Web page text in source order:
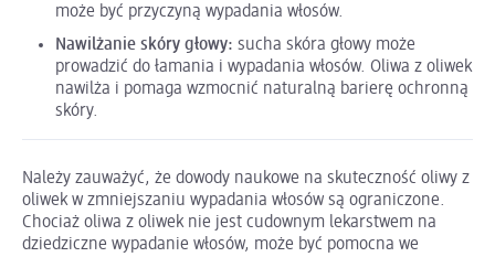
może być przyczyną wypadania włosów.
Nawilżanie skóry głowy: sucha skóra głowy może
prowadzić do łamania i wypadania włosów. Oliwa z oliwek
nawilża i pomaga wzmocnić naturalną barierę ochronną
skóry.
Należy zauważyć, że dowody naukowe na skuteczność oliwy z
oliwek w zmniejszaniu wypadania włosów są ograniczone.
Chociaż oliwa z oliwek nie jest cudownym lekarstwem na
dziedziczne wypadanie włosów, może być pomocna we